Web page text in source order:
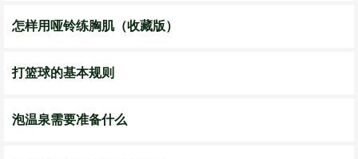
怎样用哑铃练胸肌（收藏版）
打篮球的基本规则
泡温泉需要准备什么